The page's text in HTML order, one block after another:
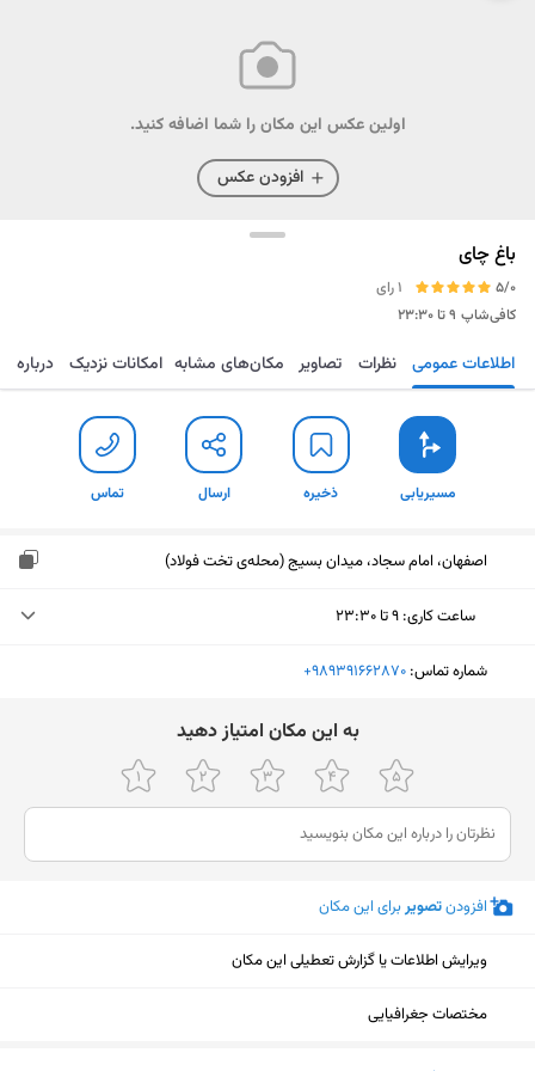
اولین عکس این مکان را شما اضافه کنید.
افزودن عکس
باغ چای
5/0
1 رای
کافی‌شاپ ۹ تا ۲۳:۳۰
مسیریابی ذخیره ارسال تماس اطلاعات عمومی نظرات تصاویر مکان‌های مشابه امکانات نزدیک درباره
مسیریابی ذخیره ارسال تماس
اصفهان، امام سجاد، میدان بسیج (محله‌ی تخت فولاد)
ساعت کاری: ۹ تا ۲۳:۳۰
یکشنبه (امروز)
چهارشنبه
۹ تا ۲۳:۳۰
پنجشنبه
۹ تا ۲۳:۳۰
جمعه
شنبه
شماره تماس: ‎+989391662870
ﺑﻪ اﯾﻦ ﻣﮑﺎن اﻣﺘﯿﺎز دﻫﯿﺪ
افزودنتصویربرای این مکان
ویرایش اطلاعات یا گزارش تعطیلی این مکان
مختصات جغرافیایی